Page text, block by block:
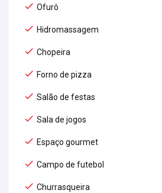
Ofurô
Hidromassagem
Chopeira
Forno de pizza
Salão de festas
Sala de jogos
Espaço gourmet
Campo de futebol
Churrasqueira